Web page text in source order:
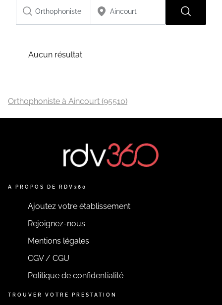
Aucun résultat
Orthophoniste à Aincourt (95510)
A PROPOS DE RDV360
Ajoutez votre établissement
Rejoignez-nous
Mentions légales
CGV / CGU
Politique de confidentialité
TROUVER VOTRE PRESTATION